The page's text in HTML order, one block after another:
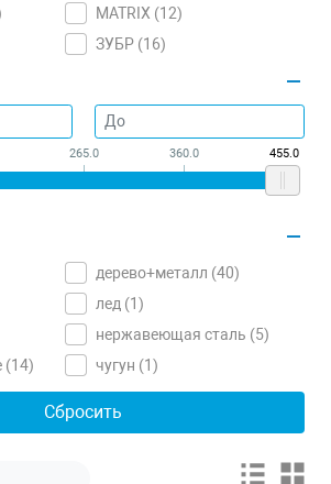
MATRIX (12)
ЗУБР (16)
265.0 360.0 455.0
дерево+металл (40)
лед (1)
нержавеющая сталь (5)
(14) чугун (1)